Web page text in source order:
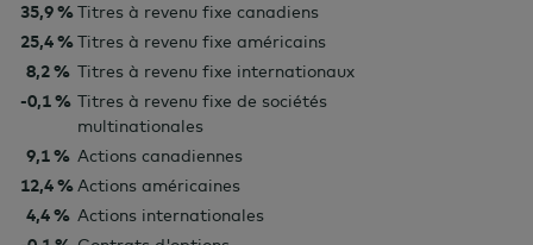
35,9 %Titres à revenu fixe canadiens
25,4 %Titres à revenu fixe américains
8,2 % Titres à revenu fixe internationaux
-0,1 % Titres à revenu fixe de sociétés
multinationales
9,1 % Actions canadiennes
12,4 %Actions américaines
4,4 % Actions internationales